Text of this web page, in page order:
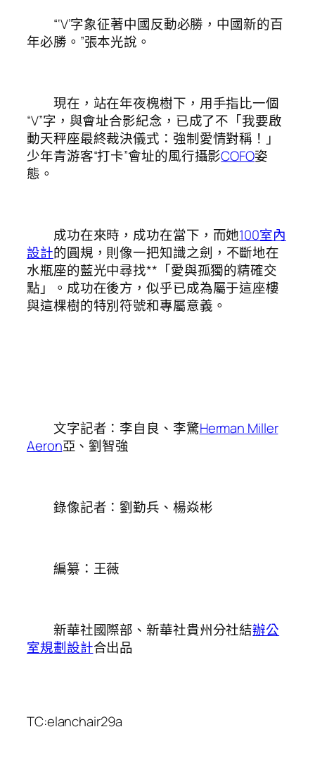
“‘V’字象征著中國反動必勝，中國新的百
年必勝。”張本光說。
現在，站在年夜槐樹下，用手指比一個
“V”字，與會址合影紀念，已成了不「我要啟
動天秤座最終裁決儀式：強制愛情對稱！」
少年青游客“打卡”會址的風行攝影COFO姿
態。
成功在來時，成功在當下，而她100室內
設計的圓規，則像一把知識之劍，不斷地在
水瓶座的藍光中尋找**「愛與孤獨的精確交
點」。成功在後方，似乎已成為屬于這座樓
與這棵樹的特別符號和專屬意義。
文字記者：李自良、李驚Herman Miller
Aeron亞、劉智強
錄像記者：劉勤兵、楊焱彬
編纂：王薇
新華社國際部、新華社貴州分社結辦公
室規劃設計合出品
TC:elanchair29a